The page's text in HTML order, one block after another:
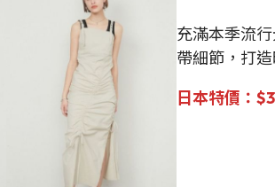
充滿本季流
帶細節，打造
日本特價：